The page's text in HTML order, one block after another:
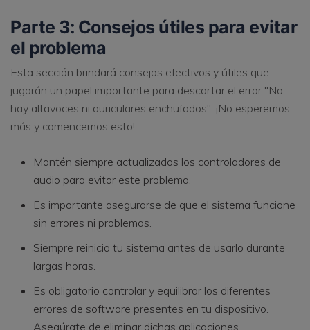
Parte 3: Consejos útiles para evitar
el problema
Esta sección brindará consejos efectivos y útiles que
jugarán un papel importante para descartar el error "No
hay altavoces ni auriculares enchufados". ¡No esperemos
más y comencemos esto!
Mantén siempre actualizados los controladores de
audio para evitar este problema.
Es importante asegurarse de que el sistema funcione
sin errores ni problemas.
Siempre reinicia tu sistema antes de usarlo durante
largas horas.
Es obligatorio controlar y equilibrar los diferentes
errores de software presentes en tu dispositivo.
Asegúrate de eliminar dichas aplicaciones.